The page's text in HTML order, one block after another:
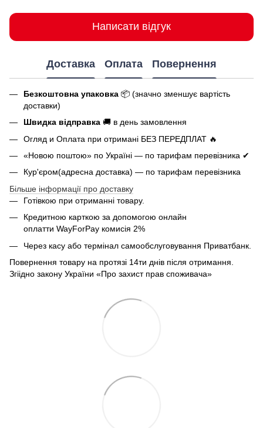
Написати відгук
Доставка Оплата Повернення
Безкоштовна упаковка 📦 (значно зменшує вартість
доставки)
Швидка відправка 🚚 в день замовлення
Огляд и Оплата при отримані БЕЗ ПЕРЕДПЛАТ 🔥
«Новою поштою» по Україні — по тарифам перевізника ✔
Кур'єром(адресна доставка) — по тарифам перевізника
Більше інформації про доставку
Готівкою при отриманні товару.
Кредитною карткою за допомогою онлайн
оплатти WayForPay комисія 2%
Через касу або термінал самообслуговування Приватбанк.
Повернення товару на протязі 14ти днів після отримання.
Згіідно закону України «Про захист прав споживача»